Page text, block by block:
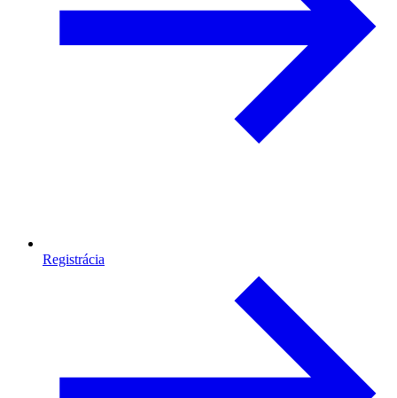
Registrácia